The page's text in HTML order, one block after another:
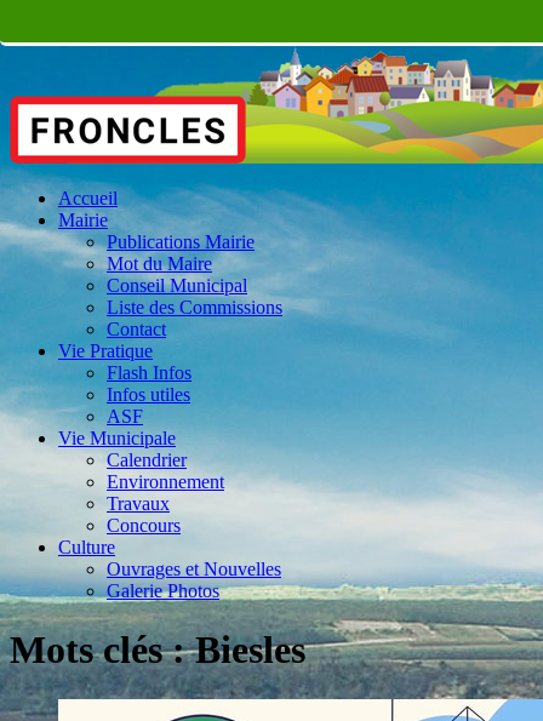
Accueil
Mairie
Publications Mairie
Mot du Maire
Conseil Municipal
Liste des Commissions
Contact
Vie Pratique
Flash Infos
Infos utiles
ASF
Vie Municipale
Calendrier
Environnement
Travaux
Concours
Culture
Ouvrages et Nouvelles
Galerie Photos
Mots clés : Biesles